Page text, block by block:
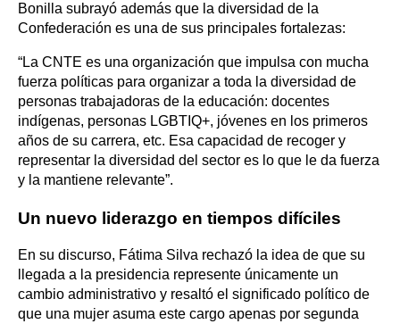
Bonilla subrayó además que la diversidad de la
Confederación es una de sus principales fortalezas:
“La CNTE es una organización que impulsa con mucha
fuerza políticas para organizar a toda la diversidad de
personas trabajadoras de la educación: docentes
indígenas, personas LGBTIQ+, jóvenes en los primeros
años de su carrera, etc. Esa capacidad de recoger y
representar la diversidad del sector es lo que le da fuerza
y la mantiene relevante”.
Un nuevo liderazgo en tiempos difíciles
En su discurso, Fátima Silva rechazó la idea de que su
llegada a la presidencia represente únicamente un
cambio administrativo y resaltó el significado político de
que una mujer asuma este cargo apenas por segunda